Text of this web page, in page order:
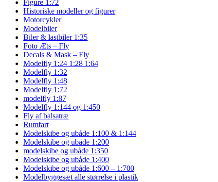
Figure 1:72
Historiske modeller og figurer
Motorcykler
Modelbiler
Biler & lastbiler 1:35
Foto Æts – Fly
Decals & Mask – Fly
Modelfly 1:24 1:28 1:64
Modelfly 1:32
Modelfly 1:48
Modelfly 1:72
modelfly 1:87
Modelfly 1:144 og 1:450
Fly af balsatræ
Rumfart
Modelskibe og ubåde 1:100 & 1:144
Modelskibe og ubåde 1:200
modelskibe og ubåde 1:350
Modelskibe og ubåde 1:400
Modelskibe og ubåde 1:600 – 1:700
Modelbyggesæt alle størrelse i plastik